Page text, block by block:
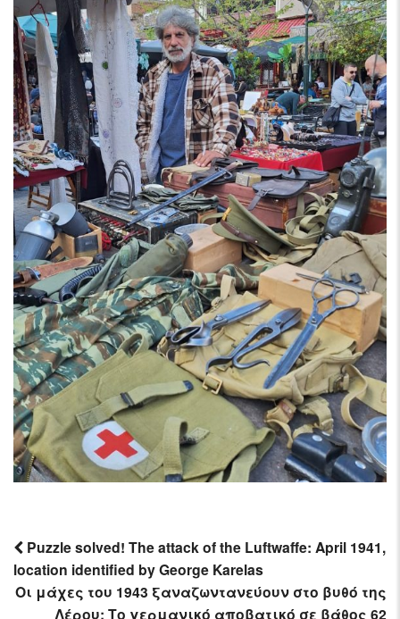
Post
navigation
Puzzle solved! The attack of the Luftwaffe: April 1941,
location identified by George Karelas
Οι μάχες του 1943 ξαναζωντανεύουν στο βυθό της
Λέρου: Το γερμανικό αποβατικό σε βάθος 62